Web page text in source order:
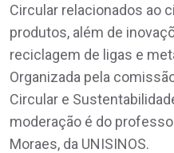
Circular relacionados ao
produtos, além de
reciclagem de ligas e
Organizada pela
Circular e
moderação é do
Moraes, da UNISINOS.